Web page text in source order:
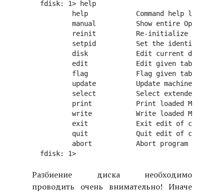
  fdisk: 1> help
          help            Command help list
manual          Show entire OpenBSD
reinit          Re-initialize loaded
setpid          Set the identifier of
disk            Edit current drive
          edit            Edit given table entry
flag            Flag given table
update          Update machine code
select          Select extended
print           Print loaded MBR
write           Write loaded MBR to
exit            Exit edit of current
quit            Quit edit of current
abort           Abort program without
Разбиение диска необходимо
проводить очень внимательно! Иначе